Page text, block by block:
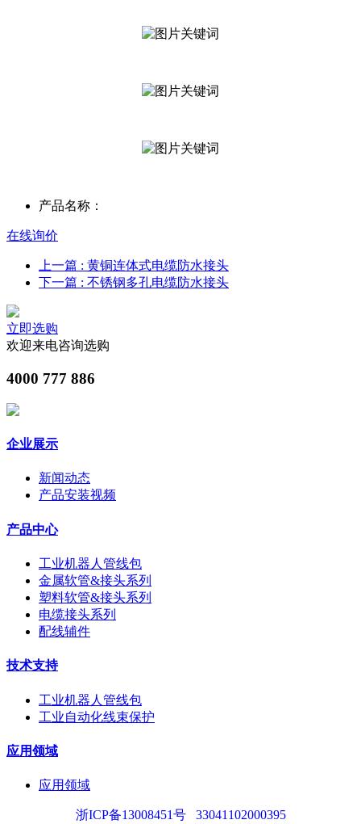
产品名称：
在线询价
上一篇 : 黄铜连体式电缆防水接头
下一篇 : 不锈钢多孔电缆防水接头
立即选购
欢迎来电咨询选购
4000 777 886
企业展示
新闻动态
产品安装视频
产品中心
工业机器人管线包
金属软管&接头系列
塑料软管&接头系列
电缆接头系列
配线辅件
技术支持
工业机器人管线包
工业自动化线束保护
应用领域
应用领域
浙ICP备13008451号 33041102000395